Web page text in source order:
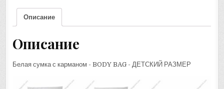
Описание
Описание
Белая сумка с карманом - BODY BAG - ДЕТСКИЙ РАЗМЕР